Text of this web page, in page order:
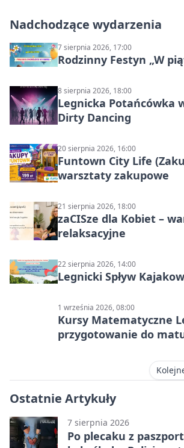
Nadchodzące wydarzenia
7 sierpnia 2026, 17:00
Rodzinny Festyn „W
8 sierpnia 2026, 18:00
Legnicka Potańcówka
Dirty Dancing
20 sierpnia 2026, 16:00
Funtown City Life
warsztaty zakupowe
21 sierpnia 2026, 18:00
zaCISze dla Kobiet –
relaksacyjne
22 sierpnia 2026, 14:00
Legnicki Spływ
1 września 2026, 08:00
Kursy Matematyczne
przygotowanie do
Ostatnie Artykuły
7 sierpnia 2026
Po plecaku z